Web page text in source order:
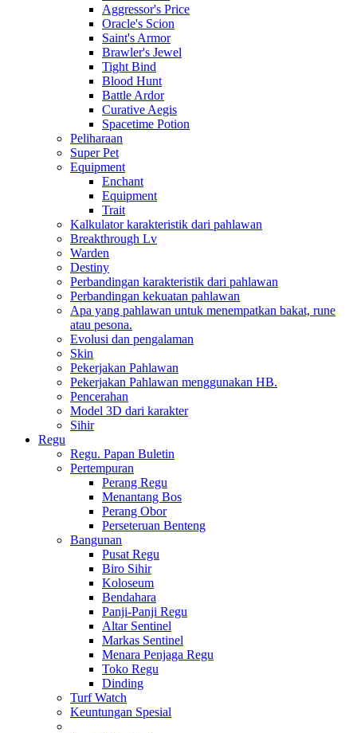
Aggressor's Price
Oracle's Scion
Saint's Armor
Brawler's Jewel
Tight Bind
Blood Hunt
Battle Ardor
Curative Aegis
Spacetime Potion
Peliharaan
Super Pet
Equipment
Enchant
Equipment
Trait
Kalkulator karakteristik dari pahlawan
Breakthrough Lv
Warden
Destiny
Perbandingan karakteristik dari pahlawan
Perbandingan kekuatan pahlawan
Apa yang pahlawan untuk menempatkan bakat, rune
atau pesona.
Evolusi dan pengalaman
Skin
Pekerjakan Pahlawan
Pekerjakan Pahlawan menggunakan HB.
Pencerahan
Model 3D dari karakter
Sihir
Regu
Regu. Papan Buletin
Pertempuran
Perang Regu
Menantang Bos
Perang Obor
Perseteruan Benteng
Bangunan
Pusat Regu
Biro Sihir
Koloseum
Bendahara
Panji-Panji Regu
Altar Sentinel
Markas Sentinel
Menara Penjaga Regu
Toko Regu
Dinding
Turf Watch
Keuntungan Spesial